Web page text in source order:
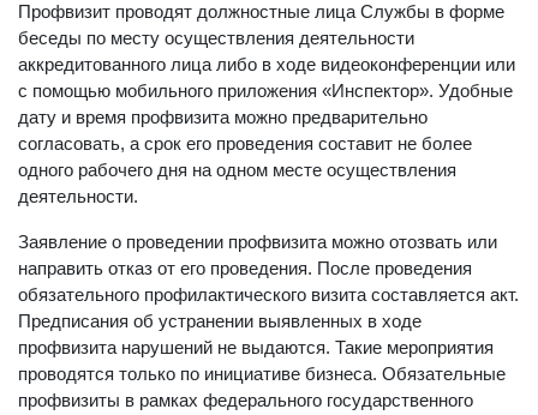
Профвизит проводят должностные лица Службы в форме
беседы по месту осуществления деятельности
аккредитованного лица либо в ходе видеоконференции или
с помощью мобильного приложения «Инспектор». Удобные
дату и время профвизита можно предварительно
согласовать, а срок его проведения составит не более
одного рабочего дня на одном месте осуществления
деятельности.
Заявление о проведении профвизита можно отозвать или
направить отказ от его проведения. После проведения
обязательного профилактического визита составляется акт.
Предписания об устранении выявленных в ходе
профвизита нарушений не выдаются. Такие мероприятия
проводятся только по инициативе бизнеса. Обязательные
профвизиты в рамках федерального государственного